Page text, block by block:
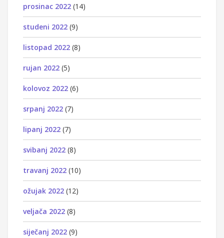
prosinac 2022 (14)
studeni 2022 (9)
listopad 2022 (8)
rujan 2022 (5)
kolovoz 2022 (6)
srpanj 2022 (7)
lipanj 2022 (7)
svibanj 2022 (8)
travanj 2022 (10)
ožujak 2022 (12)
veljača 2022 (8)
siječanj 2022 (9)